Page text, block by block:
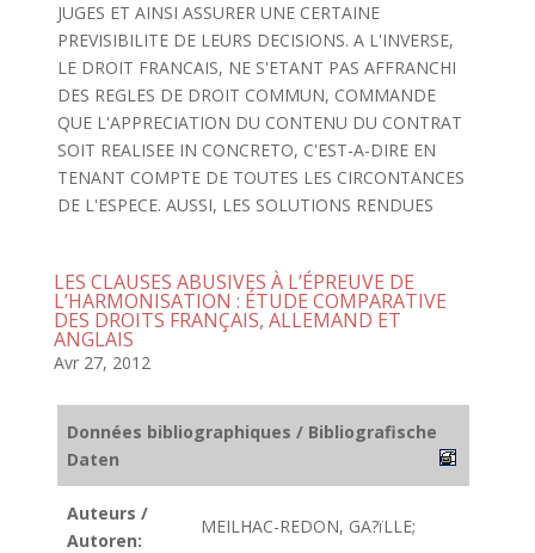
JUGES ET AINSI ASSURER UNE CERTAINE
PREVISIBILITE DE LEURS DECISIONS. A L'INVERSE,
LE DROIT FRANCAIS, NE S'ETANT PAS AFFRANCHI
DES REGLES DE DROIT COMMUN, COMMANDE
QUE L'APPRECIATION DU CONTENU DU CONTRAT
SOIT REALISEE IN CONCRETO, C'EST-A-DIRE EN
TENANT COMPTE DE TOUTES LES CIRCONTANCES
DE L'ESPECE. AUSSI, LES SOLUTIONS RENDUES
LES CLAUSES ABUSIVES À L’ÉPREUVE DE
L’HARMONISATION : ÉTUDE COMPARATIVE
DES DROITS FRANÇAIS, ALLEMAND ET
ANGLAIS
Avr 27, 2012
Données bibliographiques / Bibliografische
Daten
Auteurs /
Autoren:
MEILHAC-REDON, GA?ïLLE;